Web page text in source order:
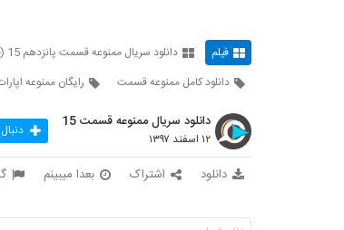
فیلم دانلود سریال ممنوعه قسمت پانزدهم 15 (قسمت 2 فصل 2 ممنوعه)
دانلود کامل ممنوعه قسمت
رایگان ممنوعه
دانلود سریال ممنوعه قسمت 15
۱۲ اسفند ۱۳۹۷
دانلود اشتراک بعدا میبینم